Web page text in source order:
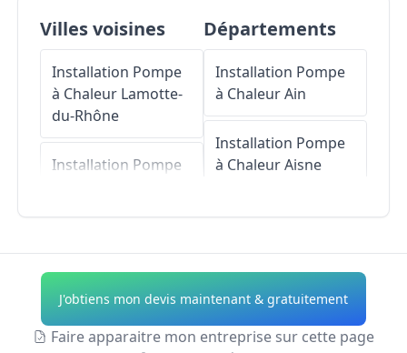
Villes voisines
Installation Pompe
à Chaleur Lamotte-
du-Rhône
Installation Pompe
à ChaleurSaint-
Installation Pompe
Départements
Installation Pompe
à ChaleurAin
Installation Pompe
à ChaleurAisne
Installation Pompe
à Chaleur Alpes-de-
Haute-Provence
J'obtiens mon devis maintenant & gratuitement
Faire apparaitre mon entreprise sur cette page